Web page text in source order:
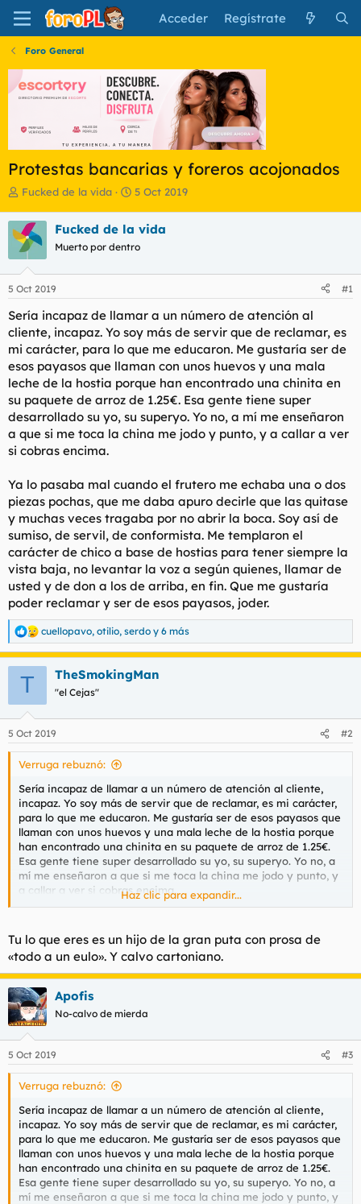
Acceder Regístrate
Foro General
Protestas bancarias y foreros acojonados
I
i
c
i
a
d
o
d
e
l
t
e
a
Fucked de la vida
F
h
a
e
i
c
i
o
5 Oct 2019
Fucked de la vida
Muerto por dentro
5 Oct 2019 #1
Sería incapaz de llamar a un número de atención al
cliente, incapaz. Yo soy más de servir que de reclamar, es
mi carácter, para lo que me educaron. Me gustaría ser de
esos payasos que llaman con unos huevos y una mala
leche de la hostia porque han encontrado una chinita en
su paquete de arroz de 1.25€. Esa gente tiene super
desarrollado su yo, su superyo. Yo no, a mí me enseñaron
a que si me toca la china me jodo y punto, y a callar a ver
si cobras encima.
Ya lo pasaba mal cuando el frutero me echaba una o dos
piezas pochas, que me daba apuro decirle que las quitase
y muchas veces tragaba por no abrir la boca. Soy así de
sumiso, de servil, de conformista. Me templaron el
carácter de chico a base de hostias para tener siempre la
vista baja, no levantar la voz a según quienes, llamar de
usted y de don a los de arriba, en fin. Que me gustaría
poder reclamar y ser de esos payasos, joder.
R
e
a
e
s
cuellopavo, otilio, serdo y 6 más
T TheSmokingMan
"el Cejas"
5 Oct 2019 #2
Verruga rebuznó:
Sería incapaz de llamar a un número de atención al cliente,
incapaz. Yo soy más de servir que de reclamar, es mi carácter,
para lo que me educaron. Me gustaría ser de esos payasos que
llaman con unos huevos y una mala leche de la hostia porque
han encontrado una chinita en su paquete de arroz de 1.25€.
Esa gente tiene super desarrollado su yo, su superyo. Yo no, a
mí me enseñaron a que si me toca la china me jodo y punto, y
a callar a ver si cobras encima.
piezas pochas, que me daba apuro decirle que las quitase y
muchas veces tragaba por no abrir la boca. Soy así de sumiso,
de servil, de conformista. Me templaron el carácter de chico a
base de hostias para tener siempre la vista baja, no levantar la
voz a según quienes, llamar de usted y de don a los de arriba,
en fin. Que me gustaría poder reclamar y ser de esos payasos,
joder.
Haz clic para expandir...
Tu lo que eres es un hijo de la gran puta con prosa de
«todo a un eulo». Y calvo cartoniano.
Apofis
No-calvo de mierda
5 Oct 2019 #3
Verruga rebuznó:
Sería incapaz de llamar a un número de atención al cliente,
incapaz. Yo soy más de servir que de reclamar, es mi carácter,
para lo que me educaron. Me gustaría ser de esos payasos que
llaman con unos huevos y una mala leche de la hostia porque
han encontrado una chinita en su paquete de arroz de 1.25€.
Esa gente tiene super desarrollado su yo, su superyo. Yo no, a
mí me enseñaron a que si me toca la china me jodo y punto, y